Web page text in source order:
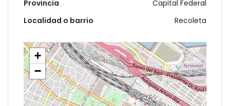
Provincia
Capital Federal
Localidad o barrio
Recoleta
+
−